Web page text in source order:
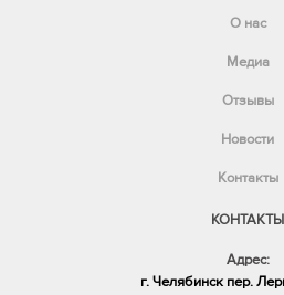
О нас
Медиа
Отзывы
Новости
Контакты
КОНТАКТЫ
Адрес:
г. Челябинск пер.